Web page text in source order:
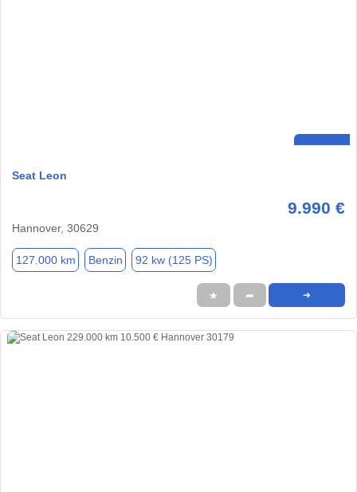
Seat Leon
9.990 €
Hannover, 30629
127.000 km Benzin 92 kw (125 PS)
★ ➦ ➜